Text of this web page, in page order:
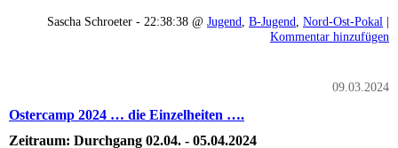
Sascha Schroeter - 22:38:38 @ Jugend B-Jugend Nord-Ost-Pokal |
Kommentar hinzufügen
09.03.2024
Ostercamp 2024 … die Einzelheiten ….
Zeitraum: Durchgang 02.04. - 05.04.2024